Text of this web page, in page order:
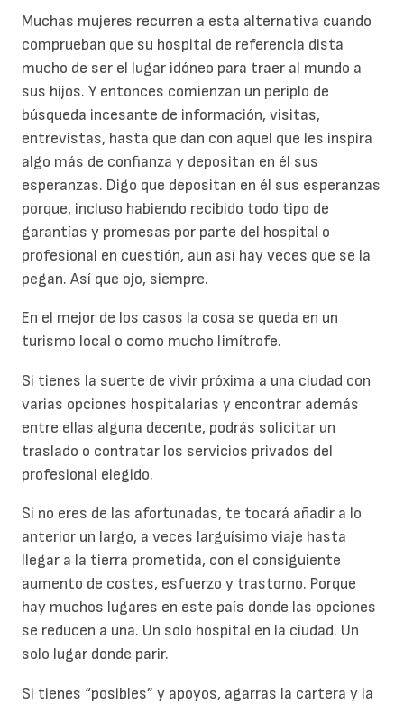
Muchas mujeres recurren a esta alternativa cuando
comprueban que su hospital de referencia dista
mucho de ser el lugar idóneo para traer al mundo a
sus hijos. Y entonces comienzan un periplo de
búsqueda incesante de información, visitas,
entrevistas, hasta que dan con aquel que les inspira
algo más de confianza y depositan en él sus
esperanzas. Digo que depositan en él sus esperanzas
porque, incluso habiendo recibido todo tipo de
garantías y promesas por parte del hospital o
profesional en cuestión, aun así hay veces que se la
pegan. Así que ojo, siempre.
En el mejor de los casos la cosa se queda en un
turismo local o como mucho limítrofe.
Si tienes la suerte de vivir próxima a una ciudad con
varias opciones hospitalarias y encontrar además
entre ellas alguna decente, podrás solicitar un
traslado o contratar los servicios privados del
profesional elegido.
Si no eres de las afortunadas, te tocará añadir a lo
anterior un largo, a veces larguísimo viaje hasta
llegar a la tierra prometida, con el consiguiente
aumento de costes, esfuerzo y trastorno. Porque
hay muchos lugares en este país donde las opciones
se reducen a una. Un solo hospital en la ciudad. Un
solo lugar donde parir.
Si tienes “posibles” y apoyos, agarras la cartera y la